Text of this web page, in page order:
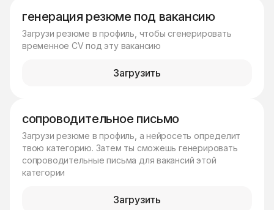
генерация резюме под вакансию
Загрузи резюме в профиль, чтобы сгенерировать
временное CV под эту вакансию
Загрузить
сопроводительное письмо
Загрузи резюме в профиль, а нейросеть определит
твою категорию. Затем ты сможешь генерировать
сопроводительные письма для вакансий этой
категории
Загрузить